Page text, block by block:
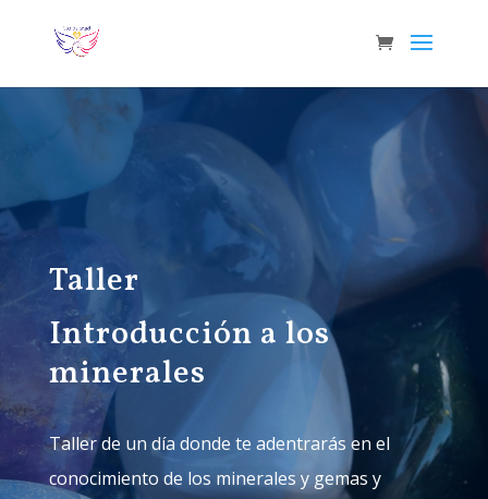
Taller
Introducción a los
minerales
Taller de un día donde te adentrarás en el
conocimiento de los minerales y gemas y